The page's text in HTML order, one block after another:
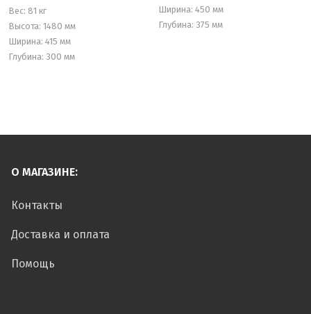
Вес: 81 кг
Высота: 1480 мм
Ширина: 415 мм
Глубина: 300 мм
Ширина: 450 мм
Глубина: 375 мм
О МАГАЗИНЕ:
Контакты
Доставка и оплата
Помощь